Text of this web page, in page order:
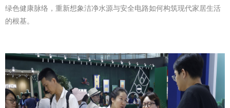
绿色健康脉络，重新想象洁净水源与安全电路如何构筑现代家居生活
的根基。